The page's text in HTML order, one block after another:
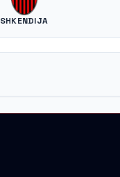
SHKENDIJA